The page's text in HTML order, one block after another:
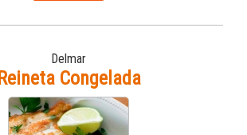
Delmar
Reineta Congelada